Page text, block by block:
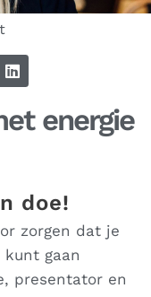
energie
doe!
zorgen dat je
gaan
presentator en